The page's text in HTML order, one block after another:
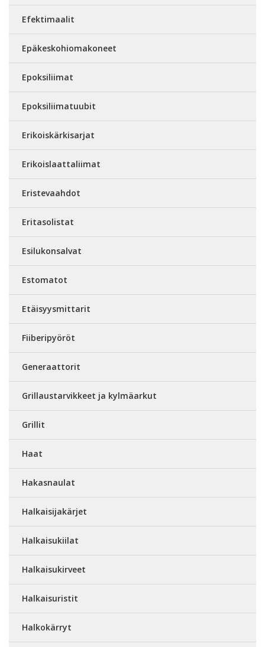
Efektimaalit
Epäkeskohiomakoneet
Epoksiliimat
Epoksiliimatuubit
Erikoiskärkisarjat
Erikoislaattaliimat
Eristevaahdot
Eritasolistat
Esilukonsalvat
Estomatot
Etäisyysmittarit
Fiiberipyöröt
Generaattorit
Grillaustarvikkeet ja kylmäarkut
Grillit
Haat
Hakasnaulat
Halkaisijakärjet
Halkaisukiilat
Halkaisukirveet
Halkaisuristit
Halkokärryt